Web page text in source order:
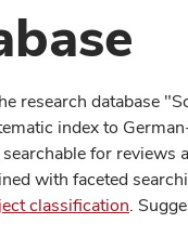
research database
index to
for reviews
with faceted
classification.